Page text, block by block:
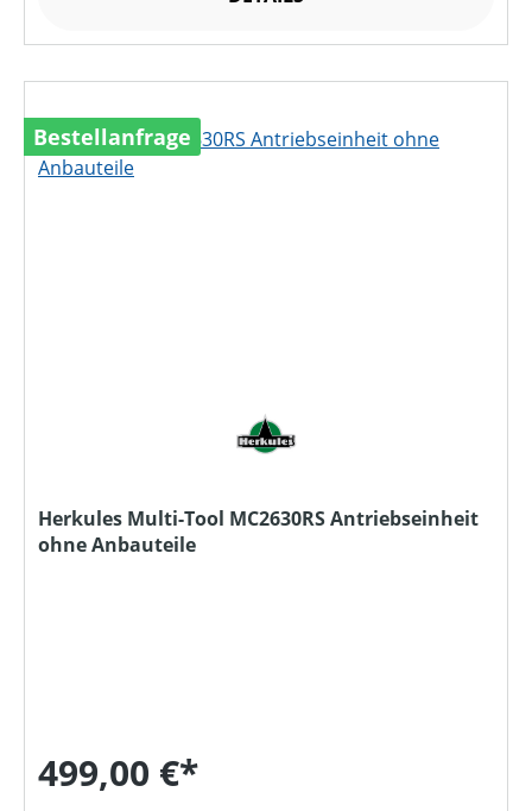
Bestellanfrage
Herkules Multi-Tool MC2630RS Antriebseinheit
ohne Anbauteile
499,00 €*